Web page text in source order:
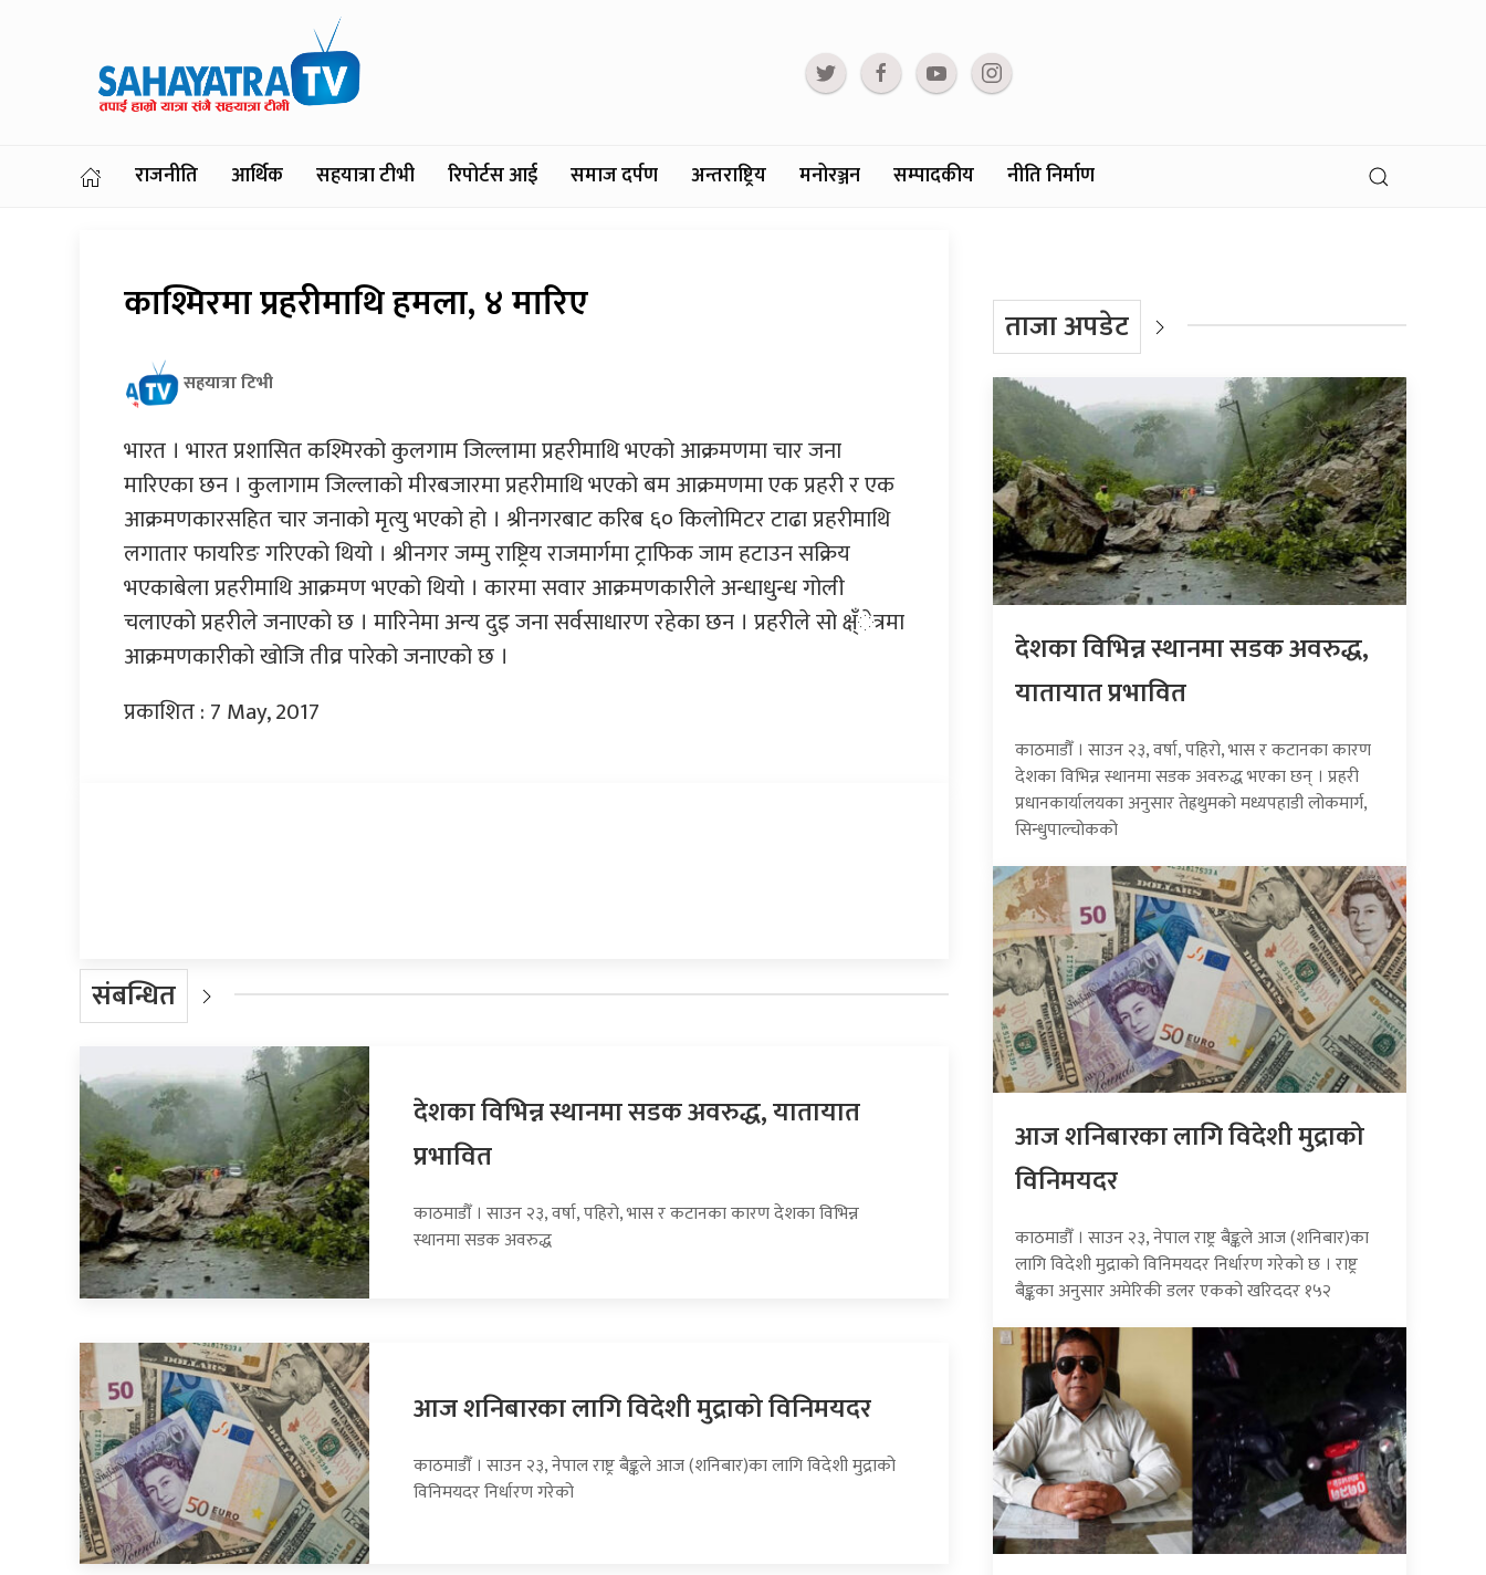
राजनीति आर्थिक सहयात्रा टीभी रिपोर्टस आई समाज दर्पण अन्तराष्ट्रिय मनोरञ्जन सम्पादकीय नीति निर्माण
काश्मिरमा प्रहरीमाथि हमला, ४ मारिए
सहयात्रा टिभी
भारत । भारत प्रशासित कश्मिरको कुलगाम जिल्लामा प्रहरीमाथि भएको आक्रमणमा चार जना
मारिएका छन । कुलागाम जिल्लाको मीरबजारमा प्रहरीमाथि भएको बम आक्रमणमा एक प्रहरी र एक
आक्रमणकारसहित चार जनाको मृत्यु भएको हो । श्रीनगरबाट करिब ६० किलोमिटर टाढा प्रहरीमाथि
लगातार फायरिङ गरिएको थियो । श्रीनगर जम्मु राष्ट्रिय राजमार्गमा ट्राफिक जाम हटाउन सक्रिय
भएकाबेला प्रहरीमाथि आक्रमण भएको थियो । कारमा सवार आक्रमणकारीले अन्धाधुन्ध गोली
चलाएको प्रहरीले जनाएको छ । मारिनेमा अन्य दुइ जना सर्वसाधारण रहेका छन । प्रहरीले सो क्ष्ँेत्रमा
आक्रमणकारीको खोजि तीव्र पारेको जनाएको छ ।
प्रकाशित : 7 May, 2017
संबन्धित
देशका विभिन्न स्थानमा सडक अवरुद्ध, यातायात
प्रभावित
काठमाडौँ । साउन २३, वर्षा, पहिरो, भास र कटानका कारण देशका विभिन्न
स्थानमा सडक अवरुद्ध
आज शनिबारका लागि विदेशी मुद्राको विनिमयदर
काठमाडौँ । साउन २३, नेपाल राष्ट्र बैङ्कले आज (शनिबार)का लागि विदेशी मुद्राको
विनिमयदर निर्धारण गरेको
ताजा अपडेट
देशका विभिन्न स्थानमा सडक अवरुद्ध,
यातायात प्रभावित
काठमाडौँ । साउन २३, वर्षा, पहिरो, भास र कटानका कारण
देशका विभिन्न स्थानमा सडक अवरुद्ध भएका छन् । प्रहरी
प्रधानकार्यालयका अनुसार तेह्रथुमको मध्यपहाडी लोकमार्ग,
सिन्धुपाल्चोकको
आज शनिबारका लागि विदेशी मुद्राको
विनिमयदर
काठमाडौँ । साउन २३, नेपाल राष्ट्र बैङ्कले आज (शनिबार)का
लागि विदेशी मुद्राको विनिमयदर निर्धारण गरेको छ । राष्ट्र
बैङ्कका अनुसार अमेरिकी डलर एकको खरिददर १५२